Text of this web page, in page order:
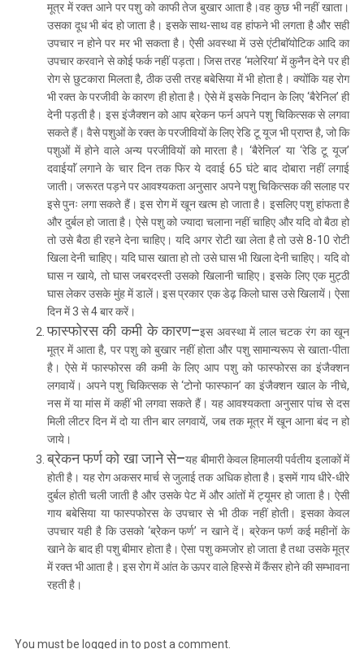
मूत्र में रक्त आने पर पशु को काफी तेज बुखार आता है।वह कुछ भी नहीं खाता।
उसका दूध भी बंद हो जाता है। इसके साथ-साथ वह हांफने भी लगता है और सही
उपचार न होने पर मर भी सकता है। ऐसी अवस्था में उसे एंटीबाॅयोटिक आदि का
उपचार करवाने से कोई फर्क नहीं पड़ता। जिस तरह ‘मलेरिया’ में कुनैन देने पर ही
रोग से छुटकारा मिलता है, ठीक उसी तरह बबेसिया में भी होता है। क्योंकि यह रोग
भी रक्त के परजीवी के कारण ही होता है। ऐसे में इसके निदान के लिए ‘बैरेनिल’ ही
देनी पड़ती है। इस इंजैक्शन को आप ब्रेकन फर्न अपने पशु चिकित्सक से लगवा
सकते हैं। वैसे पशुओं के रक्त के परजीवियों के लिए रेडि टू यूज भी प्राप्त है, जो कि
पशुओं में होने वाले अन्य परजीवियों को मारता है। ‘बैरेनिल’ या ‘रेडि टू यूज’
दवाईयाॅं लगाने के चार दिन तक फिर ये दवाई 65 घंटे बाद दोबारा नहीं लगाई
जाती। जरूरत पड़ने पर आवश्यकता अनुसार अपने पशु चिकित्सक की सलाह पर
इसे पुनः लगा सकते हैं। इस रोग में खून खत्म हो जाता है। इसलिए पशु हांफता है
और दुर्बल हो जाता है। ऐसे पशु को ज्यादा चलाना नहीं चाहिए और यदि वो बैठा हो
तो उसे बैठा ही रहने देना चाहिए। यदि अगर रोटी खा लेता है तो उसे 8-10 रोटी
खिला देनी चाहिए। यदि घास खाता हो तो उसे घास भी खिला देनी चाहिए। यदि वो
घास न खाये, तो घास जबरदस्ती उसको खिलानी चाहिए। इसके लिए एक मुट्ठी
घास लेकर उसके मुंह में डालें। इस प्रकार एक डेढ़ किलो घास उसे खिलायें। ऐसा
दिन में 3 से 4 बार करें।
फास्फोरस की कमी के कारण–इस अवस्था में लाल चटक रंग का खून
मूत्र में आता है, पर पशु को बुखार नहीं होता और पशु सामान्यरूप से खाता-पीता
है। ऐसे में फास्फोरस की कमी के लिए आप पशु को फास्फोरस का इंजैक्शन
लगवायें। अपने पशु चिकित्सक से ‘टोनो फास्फान’ का इंजैक्शन खाल के नीचे,
नस में या मांस में कहीं भी लगवा सकते हैं। यह आवश्यकता अनुसार पांच से दस
मिली लीटर दिन में दो या तीन बार लगवायें, जब तक मूत्र में खून आना बंद न हो
जाये।
ब्रेकन फर्ण को खा जाने से–यह बीमारी केवल हिमालयी पर्वतीय इलाकों में
होती है। यह रोग अकसर मार्च से जुलाई तक अधिक होता है। इसमें गाय धीरे-धीरे
दुर्बल होती चली जाती है और उसके पेट में और आंतों में ट्यूमर हो जाता है। ऐसी
गाय बबेसिया या फास्पफोरस के उपचार से भी ठीक नहीं होती। इसका केवल
उपचार यही है कि उसको ‘ब्रेेकन फर्ण’ न खाने दें। ब्रेकन फर्ण कई महीनों के
खाने के बाद ही पशु बीमार होता है। ऐसा पशु कमजोर हो जाता है तथा उसके मूत्र
में रक्त भी आता है। इस रोग में आंत के ऊपर वाले हिस्से में कैंसर होने की सम्भावना
रहती है।
You must be logged in to post a comment.